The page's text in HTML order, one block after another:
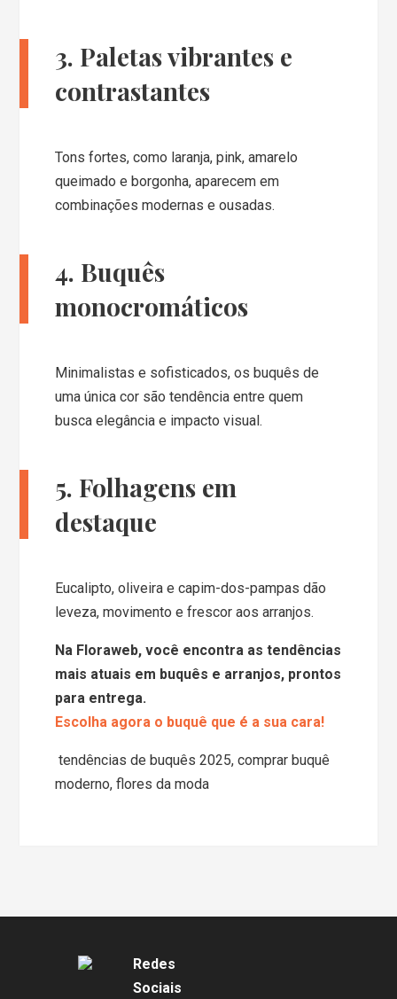
3. Paletas vibrantes e
contrastantes
Tons fortes, como laranja, pink, amarelo
queimado e borgonha, aparecem em
combinações modernas e ousadas.
4. Buquês
monocromáticos
Minimalistas e sofisticados, os buquês de
uma única cor são tendência entre quem
busca elegância e impacto visual.
5. Folhagens em
destaque
Eucalipto, oliveira e capim-dos-pampas dão
leveza, movimento e frescor aos arranjos.
Na Floraweb, você encontra as tendências
mais atuais em buquês e arranjos, prontos
para entrega.
Escolha agora o buquê que é a sua cara!
tendências de buquês 2025, comprar buquê
moderno, flores da moda
Redes
Sociais